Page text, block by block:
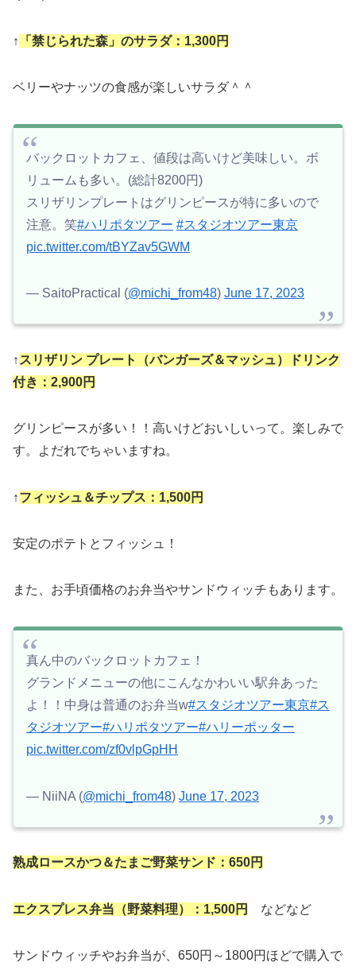
↑ 「禁じられた森」のサラダ：1,300円
ベリーやナッツの食感が楽しいサラダ＾＾
バックロットカフェ、値段は高いけど美味しい。ボ
リュームも多い。(総計8200円)
スリザリンプレートはグリンピースが特に多いので
注意。笑#ハリポタツアー #スタジオツアー東京
pic.twitter.com/tBYZav5GWM
— SaitoPractical (@michi_from48) June 17, 2023
↑ スリザリン プレート（バンガーズ＆マッシュ）ドリンク
付き：2,900円
グリンピースが多い！！高いけどおいしいって。楽しみで
す。よだれでちゃいますね。
↑フィッシュ＆チップス：1,500円
安定のポテトとフィッシュ！
また、お手頃価格のお弁当やサンドウィッチもあります。
真ん中のバックロットカフェ！
グランドメニューの他にこんなかわいい駅弁あった
よ！！中身は普通のお弁当w#スタジオツアー東京#ス
タジオツアー#ハリポタツアー#ハリーポッター
pic.twitter.com/zf0vlpGpHH
— NiiNA (@michi_from48) June 17, 2023
熟成ロースかつ＆たまご野菜サンド：650円
エクスプレス弁当（野菜料理）：1,500円 などなど
サンドウィッチやお弁当が、650円～1800円ほどで購入で